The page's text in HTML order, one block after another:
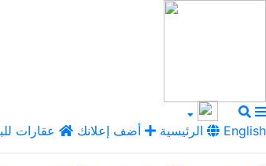
الرئيسية أضف إعلانك عقارات English